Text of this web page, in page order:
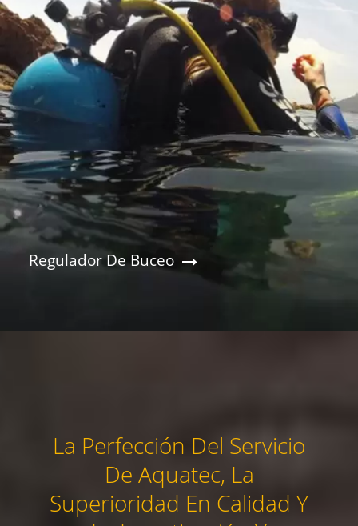
Regulador De Buceo
La Perfección Del Servicio
De Aquatec, La
Superioridad En Calidad Y